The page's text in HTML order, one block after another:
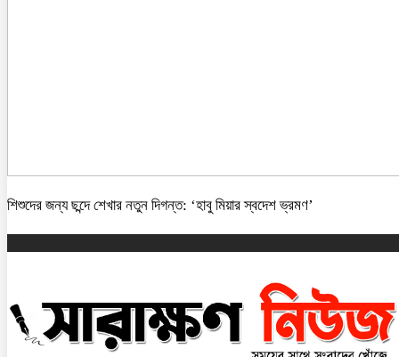
শিশুদের জন্য ছন্দে শেখার নতুন দিগন্ত: ‘হাবু মিয়ার স্বদেশ ভ্রমণ’